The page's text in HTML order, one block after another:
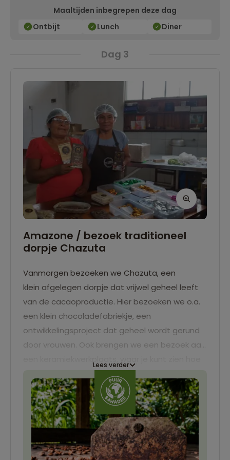
Maaltijden inbegrepen deze dag
Ontbijt
Lunch Diner
Dag 3
Amazone / bezoek traditioneel
dorpje Chazuta
Vanmorgen bezoeken we Chazuta, een
klein afgelegen dorpje dat vrijwel geheel leeft
van de cacaoproductie. Hier bezoeken we o.a.
een klein chocoladefabriekje, een
ontwikkelingsproject dat geheel wordt gerund
door vrouwen. Ook brengen we een bezoek aan
op traditionele wijze keramiek wordt gemaakt.
Lees verder